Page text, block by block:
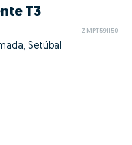
T3
ZMPT591150
Setúbal